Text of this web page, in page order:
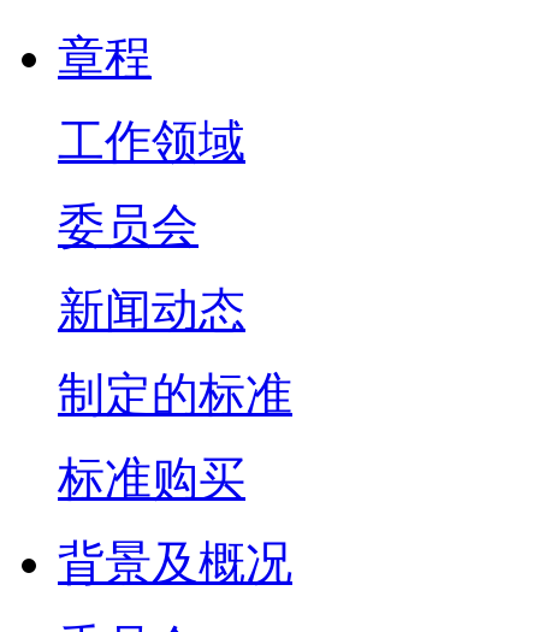
章程
工作领域
委员会
新闻动态
制定的标准
标准购买
背景及概况